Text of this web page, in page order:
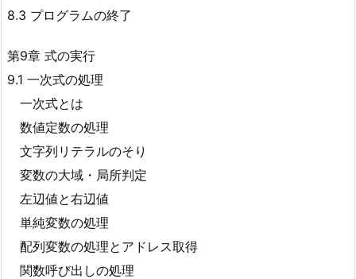
8.3 プログラムの終了
第9章 式の実行
9.1 一次式の処理
一次式とは
数値定数の処理
文字列リテラルのそり
変数の大域・局所判定
左辺値と右辺値
単純変数の処理
配列変数の処理とアドレス取得
関数呼び出しの処理